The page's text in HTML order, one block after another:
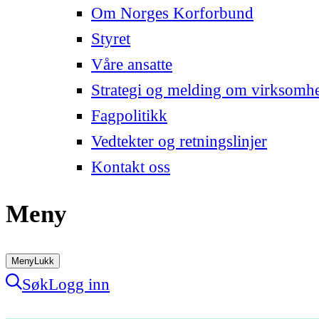
Om Norges Korforbund
Styret
Våre ansatte
Strategi og melding om
Fagpolitikk
Vedtekter og retningslinjer
Kontakt oss
Meny
MenyLukk
SøkLogg inn